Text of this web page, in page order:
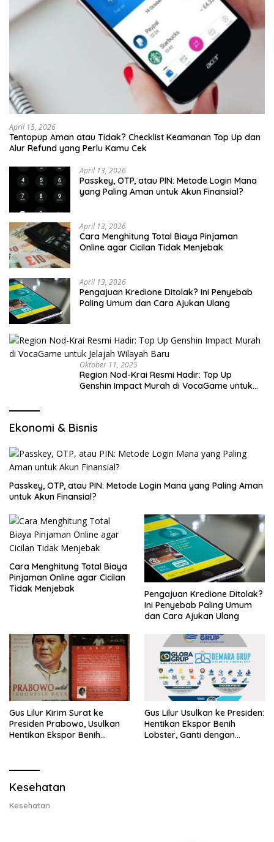
April 15, 2026
Tentopup Aman atau Tidak? Checklist Keamanan Top Up dan
Alur Refund yang Perlu Kamu Cek
April 13, 2026
Passkey, OTP, atau PIN: Metode Login Mana
yang Paling Aman untuk Akun Finansial?
April 13, 2026
Cara Menghitung Total Biaya Pinjaman
Online agar Cicilan Tidak Menjebak
April 13, 2026
Pengajuan Kredione Ditolak? Ini Penyebab
Paling Umum dan Cara Ajukan Ulang
Oktober 11, 2025
Region Nod-Krai Resmi Hadir: Top Up
Genshin Impact Murah di VocaGame untuk
Ekonomi & Bisnis
Passkey, OTP, atau PIN: Metode Login Mana yang Paling Aman
untuk Akun Finansial?
Cara Menghitung Total Biaya
Pinjaman Online agar Cicilan
Tidak Menjebak
Pengajuan Kredione Ditolak?
Ini Penyebab Paling Umum
dan Cara Ajukan Ulang
Gus Lilur Kirim Surat ke
Presiden Prabowo, Usulkan
Hentikan Ekspor Benih
Gus Lilur Usulkan ke Presiden:
Hentikan Ekspor Benih
Lobster, Ganti dengan
Kesehatan
Kesehatan